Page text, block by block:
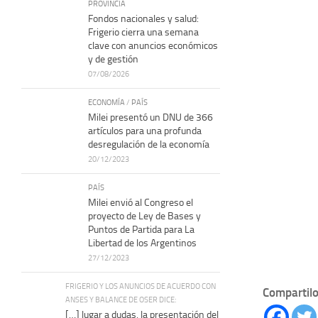
PROVINCIA
Fondos nacionales y salud:
Frigerio cierra una semana
clave con anuncios económicos
y de gestión
07/08/2026
ECONOMÍA / PAÍS
Milei presentó un DNU de 366
artículos para una profunda
desregulación de la economía
20/12/2023
PAÍS
Milei envió al Congreso el
proyecto de Ley de Bases y
Puntos de Partida para La
Libertad de los Argentinos
27/12/2023
FRIGERIO Y LOS ANUNCIOS DE ACUERDO CON
ANSES Y BALANCE DE OSER DICE:
[…] lugar a dudas, la presentación del